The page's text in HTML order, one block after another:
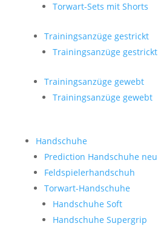
Torwart-Sets mit Shorts
Trainingsanzüge gestrickt
Trainingsanzüge gestrickt
Trainingsanzüge gewebt
Trainingsanzüge gewebt
Handschuhe
Prediction Handschuhe neu
Feldspielerhandschuh
Torwart-Handschuhe
Handschuhe Soft
Handschuhe Supergrip